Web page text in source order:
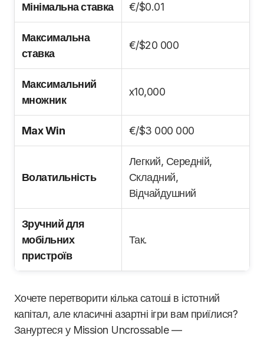
Мінімальна ставка €/$0.01
Максимальна
ставка
€/$20 000
Максимальний
множник
x10,000
Max Win €/$3 000 000
Волатильність
Легкий, Середній,
Складний,
Відчайдушний
Зручний для
мобільних
пристроїв
Так.
Хочете перетворити кілька сатоші в істотний
капітал, але класичні азартні ігри вам приїлися?
Зануртеся у Mission Uncrossable —